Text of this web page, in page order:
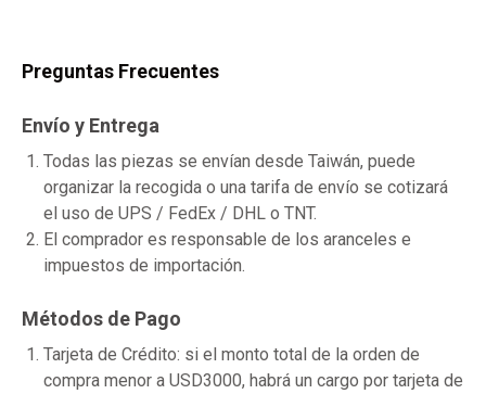
Preguntas Frecuentes
Envío y Entrega
Todas las piezas se envían desde Taiwán, puede
organizar la recogida o una tarifa de envío se cotizará
el uso de UPS / FedEx / DHL o TNT.
El comprador es responsable de los aranceles e
impuestos de importación.
Métodos de Pago
Tarjeta de Crédito: si el monto total de la orden de
compra menor a USD3000, habrá un cargo por tarjeta de